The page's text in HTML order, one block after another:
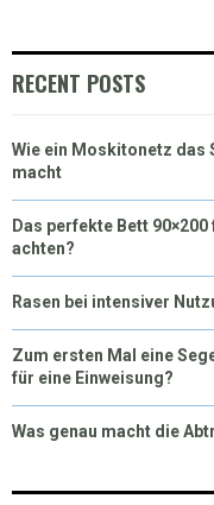
RECENT POSTS
Wie ein Moskitonetz
macht
Das perfekte Bett
achten?
Rasen bei intensiver
Zum ersten Mal eine
für eine Einweisung?
Was genau macht die